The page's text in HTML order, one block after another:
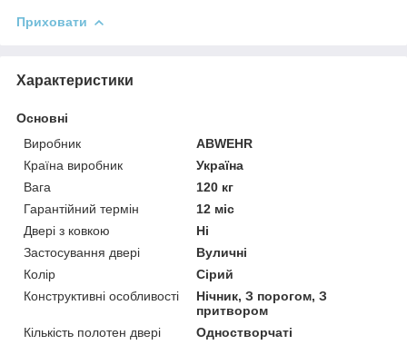
Приховати
Характеристики
Основні
Виробник
ABWEHR
Країна виробник
Україна
Вага
120 кг
Гарантійний термін
12 міс
Двері з ковкою
Ні
Застосування двері
Вуличні
Колір
Сірий
Конструктивні особливості
Нічник, З порогом, З
притвором
Кількість полотен двері
Одностворчаті